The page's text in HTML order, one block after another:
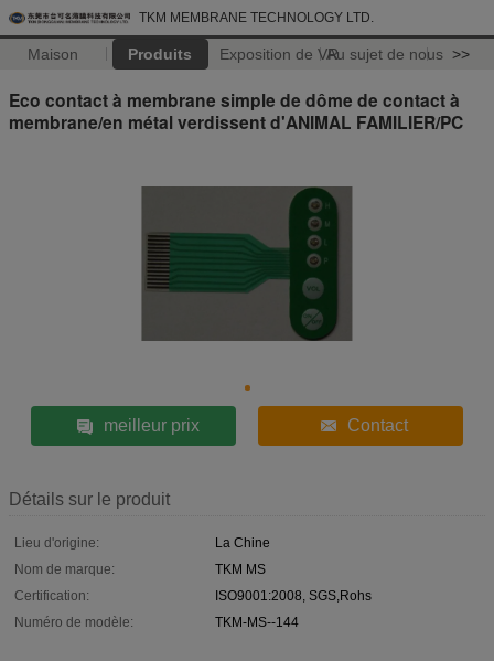
TKM MEMBRANE TECHNOLOGY LTD.
Maison Produits Exposition de VRAu sujet de nous >>
Eco contact à membrane simple de dôme de contact à
membrane/en métal verdissent d'ANIMAL FAMILIER/PC
meilleur prix Contact
Détails sur le produit
Lieu d'origine:
La Chine
Nom de marque:
TKM MS
Certification:
ISO9001:2008, SGS,Rohs
Numéro de modèle:
TKM-MS--144